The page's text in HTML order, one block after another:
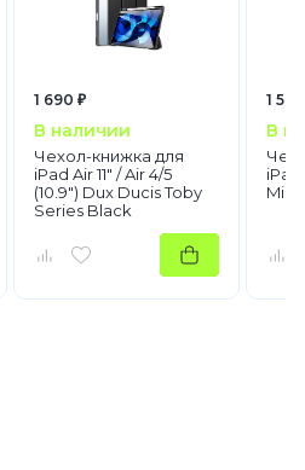
1 690 ₽
В наличии
Чехол-книжка для
iPad Air 11" / Air 4/5
(10.9") Dux Ducis Toby
Series Black
1
В
iPad